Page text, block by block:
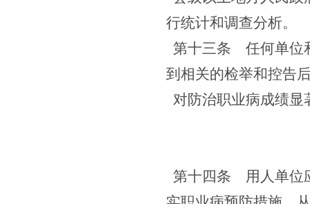
行统计和调查分析。
第十三条 任何单位
到相关的检举和控告
对防治职业病成绩显
第十四条 用人单位